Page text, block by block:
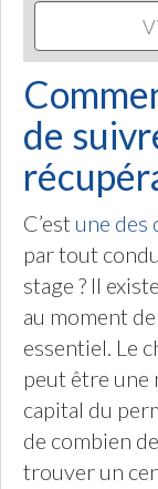
de
C’est une des
par tout
stage ? Il
au moment
essentiel. Le
peut être une
capital du
de combien
trouver un